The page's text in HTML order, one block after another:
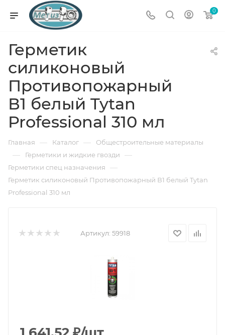
0
Герметик
силиконовый
Противопожарный
В1 белый Tytan
Professional 310 мл
Главная — Каталог — Общестроительные материалы
— Герметики и жидкие гвозди —
Герметики спец назначения —
Герметик силиконовый Противопожарный В1 белый Tytan
Professional 310 мл
Артикул: 59918